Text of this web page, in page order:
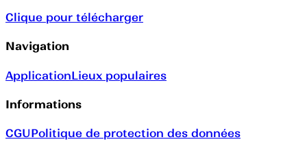
Clique pour télécharger
Navigation
ApplicationLieux populaires
Informations
CGUPolitique de protection des données